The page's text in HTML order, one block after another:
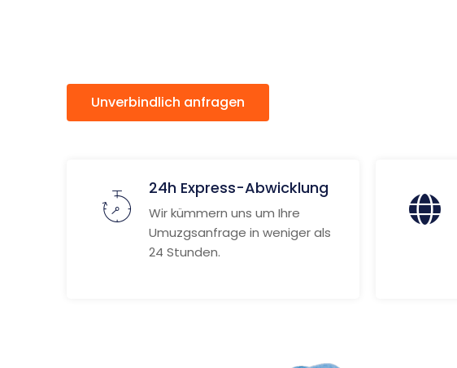
Unverbindlich anfragen
24h Express-Abwicklung
Wir kümmern uns um Ihre
Umuzgsanfrage in weniger als
24 Stunden.